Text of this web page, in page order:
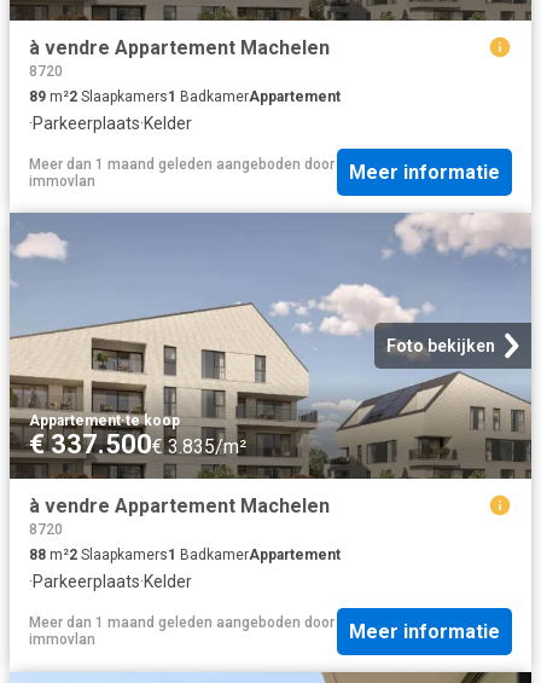
à vendre Appartement Machelen
8720
89 m²2 Slaapkamers1 BadkamerAppartement
·Parkeerplaats·Kelder
Meer dan 1 maand geleden aangeboden door
immovlan
Meer informatie
Foto bekijken
Appartement·te koop
€ 337.500€ 3.835/m²
à vendre Appartement Machelen
8720
88 m²2 Slaapkamers1 BadkamerAppartement
·Parkeerplaats·Kelder
Meer dan 1 maand geleden aangeboden door
immovlan
Meer informatie